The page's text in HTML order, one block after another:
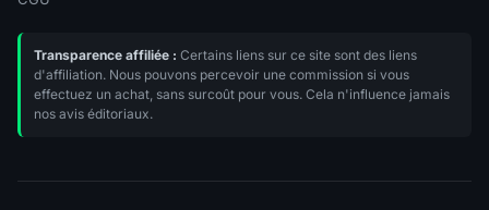
Transparence affiliée : Certains liens sur ce site sont des liens
d'affiliation. Nous pouvons percevoir une commission si vous
effectuez un achat, sans surcoût pour vous. Cela n'influence jamais
nos avis éditoriaux.